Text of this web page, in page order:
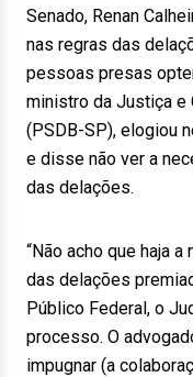
Senado, Renan
nas regras das
pessoas presas
ministro da Justiça e
(PSDB-SP), elogiou
e disse não ver a
das delações.
“Não acho que haja
das delações
Público Federal, o
processo. O
impugnar (a